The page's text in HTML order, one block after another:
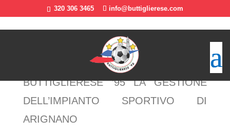
320 306 3465 info@buttiglierese.com
»ASSEGNATA ALLA
BUTTIGLIERESE ’95 LA GESTIONE
DELL’IMPIANTO SPORTIVO DI
ARIGNANO